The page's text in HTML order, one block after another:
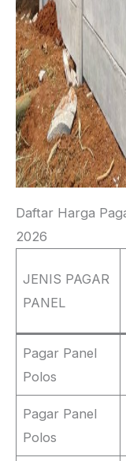
Daftar Harga
2026
JENIS PAGAR
PANEL
Pagar Panel
Polos
Pagar Panel
Polos